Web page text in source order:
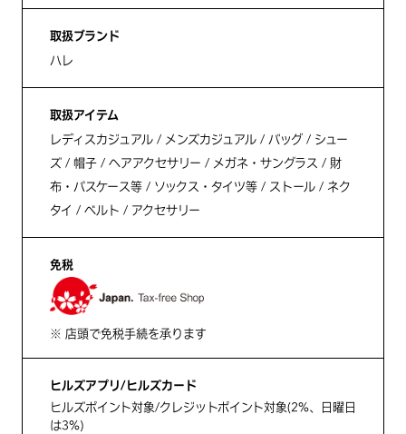
取扱ブランド
ハレ
取扱アイテム
レディスカジュアル / メンズカジュアル / バッグ / シュー
ズ / 帽子 / ヘアアクセサリー / メガネ・サングラス / 財
布・パスケース等 / ソックス・タイツ等 / ストール / ネク
タイ / ベルト / アクセサリー
免税
※ 店頭で免税手続を承ります
ヒルズアプリ/ヒルズカード
ヒルズポイント対象/クレジットポイント対象(2%、日曜日
は3%)